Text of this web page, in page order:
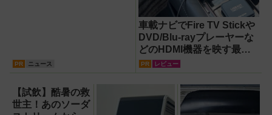
PR ニュース
車載ナビでFire TV Stickや
DVD/Blu-rayプレーヤーな
どのHDMI機器を映す最短
ルート。USB接続だけで
ス化できる新機軸アダプタ
ーを徹底解説【データシス
テム『USBKIT』】
PR レビュー
【試飲】酷暑の救
世主！あのソーダ